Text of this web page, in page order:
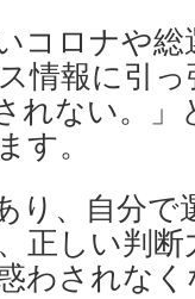
コロナや
情報に引
れない。
す。
り、自分で
正しい判
わされな